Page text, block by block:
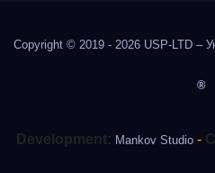
Copyright © 2019 - 2026 USP-LTD –
®
Development: Mankov Studio -